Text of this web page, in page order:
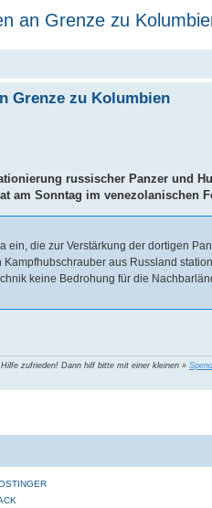
an Grenze zu
Grenze zu Kolumbien
russischer Panzer und
am Sonntag im venezolanischen
ein, die zur Verstärkung der dortigen
aus Russland
keine Bedrohung für die
zufrieden! Dann hilf bitte mit einer kleinen »